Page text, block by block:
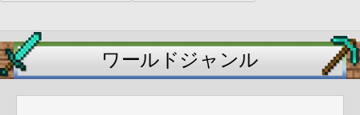
ワールドジャンル